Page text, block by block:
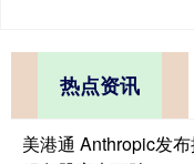
热点资讯
美港通 Anthropic发